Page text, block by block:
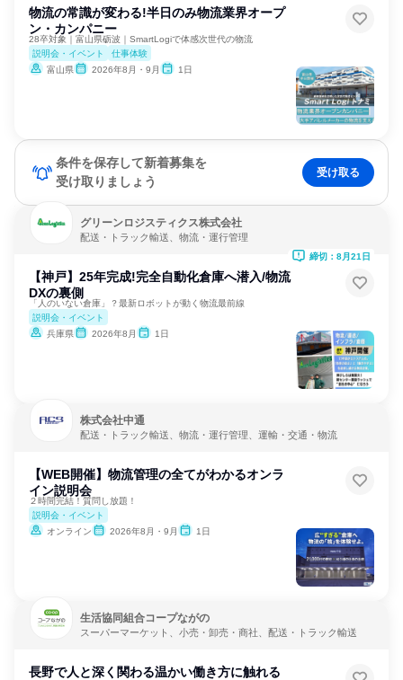
物流の常識が変わる!半日のみ物流業界オープ
ン・カンパニー
28卒対象｜富山県砺波｜SmartLogiで体感次世代の物流
説明会・イベント
仕事体験
富山県
2026年8月・9月 1日
条件を保存して新着募集を
受け取りましょう
受け取る
グリーンロジスティクス株式会社
配送・トラック輸送、物流・運行管理
【神戸】25年完成!完全自動化倉庫へ潜入/物流
DXの裏側
「人のいない倉庫」？最新ロボットが動く物流最前線
説明会・イベント
兵庫県
2026年8月 1日
締切：8月21日
株式会社中通
配送・トラック輸送、物流・運行管理、運輸・交通・物流
【WEB開催】物流管理の全てがわかるオンラ
イン説明会
２時間完結！質問し放題！
説明会・イベント
オンライン
2026年8月・9月 1日
生活協同組合コープながの
スーパーマーケット、小売・卸売・商社、配送・トラック輸送
長野で人と深く関わる温かい働き方に触れる